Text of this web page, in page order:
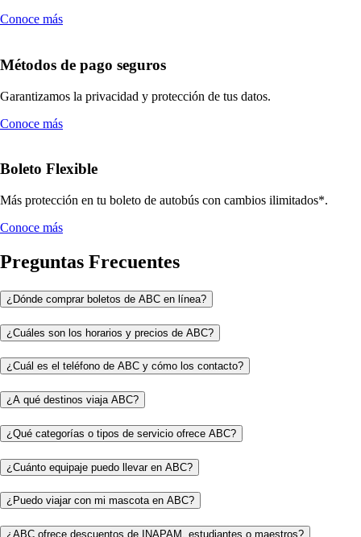
Conoce más
Métodos de pago seguros
Garantizamos la privacidad y protección de tus datos.
Conoce más
Boleto Flexible
Más protección en tu boleto de autobús con cambios ilimitados*.
Conoce más
Preguntas Frecuentes
¿Dónde comprar boletos de ABC en línea?
¿Cuáles son los horarios y precios de ABC?
¿Cuál es el teléfono de ABC y cómo los contacto?
¿A qué destinos viaja ABC?
¿Qué categorías o tipos de servicio ofrece ABC?
¿Cuánto equipaje puedo llevar en ABC?
¿Puedo viajar con mi mascota en ABC?
¿ABC ofrece descuentos de INAPAM, estudiantes o maestros?